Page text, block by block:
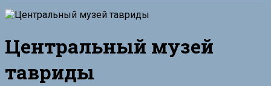
Центральный музей
тавриды